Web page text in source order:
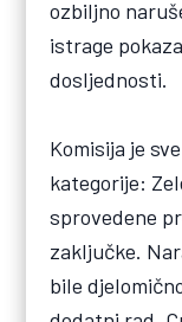
ozbiljno
istrage
dosljednosti.
Komisija je
kategorije:
sprovedene
zaključke.
bile